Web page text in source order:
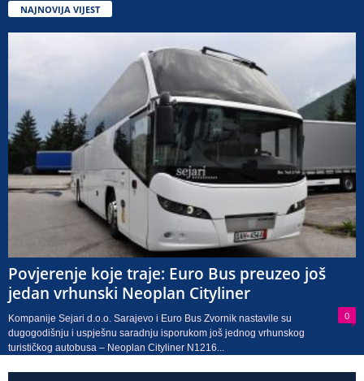
NAJNOVIJA VIJEST
Povjerenje koje traje: Euro Bus preuzeo još
jedan vrhunski Neoplan Cityliner
0
Kompanije Sejari d.o.o. Sarajevo i Euro Bus Zvornik nastavile su
dugogodišnju i uspješnu saradnju isporukom još jednog vrhunskog
turističkog autobusa – Neoplan Cityliner N1216...